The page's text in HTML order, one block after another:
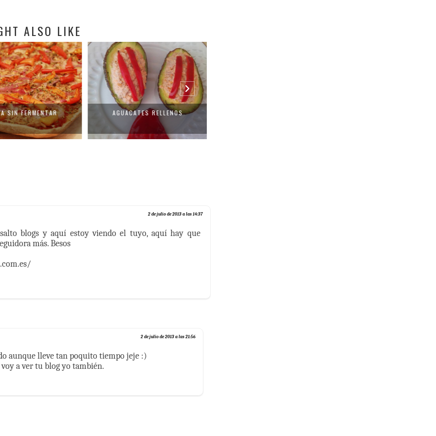
ALSO LIKE
SIN FERMENTAR AGUACATES RELLENOS
2 de julio de 2013 a las 14:37
blogs y aquí estoy viendo el tuyo, aquí hay que
más. Besos
2 de julio de 2013 a las 21:56
aunque lleve tan poquito tiempo jeje :)
a ver tu blog yo también.